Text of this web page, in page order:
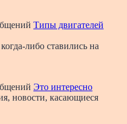
Типы двигателей
либо ставились на
Это интересно
новости, касающиеся